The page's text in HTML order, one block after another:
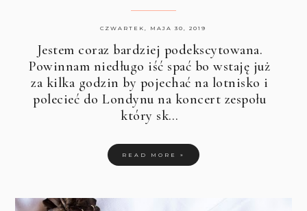
CZWARTEK, MAJA 30, 2019
Jestem coraz bardziej podekscytowana.
Powinnam niedługo iść spać bo wstaję już
za kilka godzin by pojechać na lotnisko i
polecieć do Londynu na koncert zespołu
który sk…
READ MORE »